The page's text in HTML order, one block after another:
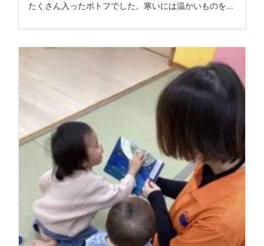
たくさん入ったポトフでした。寒いには温かいものを...